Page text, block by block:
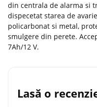
din centrala de alarma si
dispecetat starea de
policarbonat si metal,
smulgere din perete.
7Ah/12 V.
Lasă o